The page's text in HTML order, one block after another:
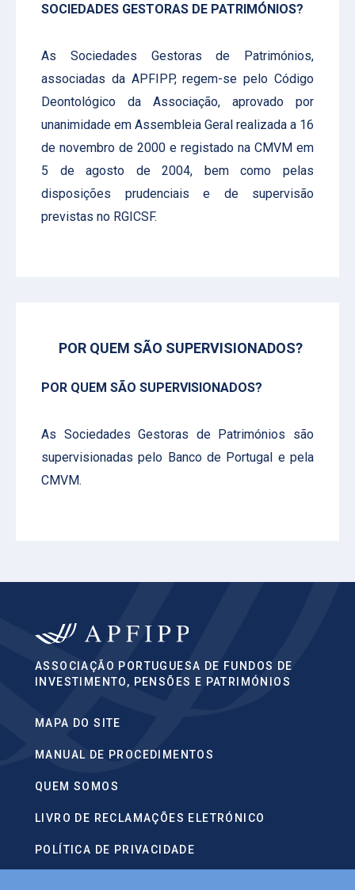
SOCIEDADES GESTORAS DE PATRIMÓNIOS?
As Sociedades Gestoras de Patrimónios,
associadas da APFIPP, regem-se pelo Código
Deontológico da Associação, aprovado por
unanimidade em Assembleia Geral realizada a 16
de novembro de 2000 e registado na CMVM em
5 de agosto de 2004, bem como pelas
disposições prudenciais e de supervisão
previstas no RGICSF.
POR QUEM SÃO SUPERVISIONADOS?
POR QUEM SÃO SUPERVISIONADOS?
As Sociedades Gestoras de Patrimónios são
supervisionadas pelo Banco de Portugal e pela
CMVM.
ASSOCIAÇÃO PORTUGUESA DE FUNDOS DE
INVESTIMENTO, PENSÕES E PATRIMÓNIOS
MAPA DO SITE
MANUAL DE PROCEDIMENTOS
QUEM SOMOS
LIVRO DE RECLAMAÇÕES ELETRÓNICO
POLÍTICA DE PRIVACIDADE